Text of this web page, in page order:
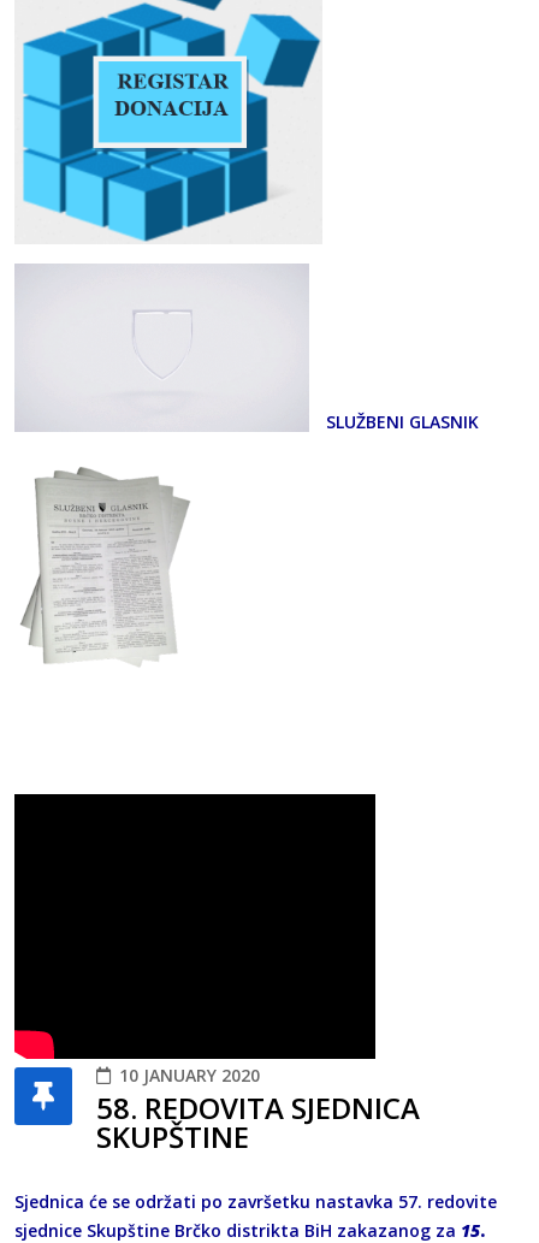
SLUŽBENI GLASNIK
10 JANUARY 2020
58. REDOVITA SJEDNICA
SKUPŠTINE
Sjednica će se održati po završetku nastavka 57. redovite
sjednice Skupštine Brčko distrikta BiH zakazanog za 15.